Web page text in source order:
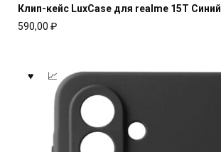
Клип-кейс LuxCase для realme 15T Синий
590,00 ₽